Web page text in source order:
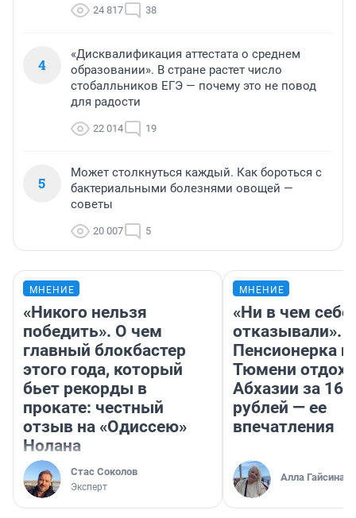
24 817 38
4
«Дисквалификация аттестата о среднем
образовании». В стране растет число
стобалльников ЕГЭ — почему это не повод
для радости
22 014 19
5
Может столкнуться каждый. Как бороться с
бактериальными болезнями овощей —
советы
20 007 5
МНЕНИЕ
«Никого нельзя
победить». О чем
главный блокбастер
этого года, который
бьет рекорды в
прокате: честный
отзыв на «Одиссею»
Нолана
Стас Соколов
Эксперт
МНЕНИЕ
«Ни в чем себе
отказывали».
Пенсионерка
Тюмени
Абхазии за
рублей — ее
впечатления
Алла Гайсина